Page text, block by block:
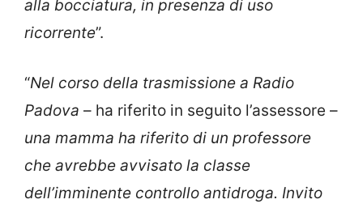
alla bocciatura, in presenza di uso
ricorrente”.
“Nel corso della trasmissione a Radio
Padova – ha riferito in seguito l’assessore –
una mamma ha riferito di un professore
che avrebbe avvisato la classe
dell’imminente controllo antidroga. Invito